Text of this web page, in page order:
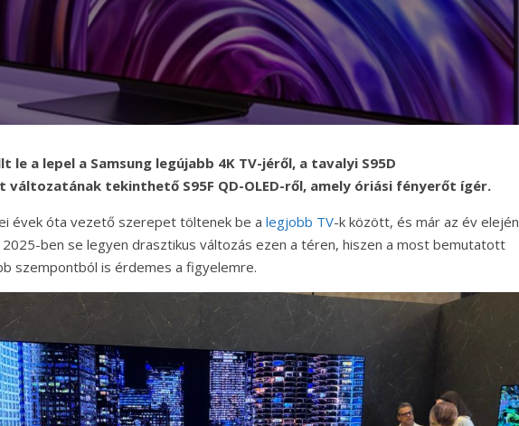
le a lepel a Samsung legújabb 4K TV-jéről, a tavalyi S95D
tekinthető S95F QD-OLED-ről, amely óriási fényerőt ígér.
évek óta vezető szerepet töltenek be a legjobb TV-k között, és már az év elején
ben se legyen drasztikus változás ezen a téren, hiszen a most bemutatott
szempontból is érdemes a figyelemre.